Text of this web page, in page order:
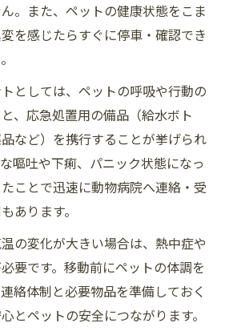
。また、ペットの健康状態をこま
を感じたらすぐに停車・確認でき
としては、ペットの呼吸や行動の
、応急処置用の備品（給水ボト
など）を携行することが挙げられ
嘔吐や下痢、パニック状態になっ
ことで迅速に動物病院へ連絡・受
あります。
の変化が大きい場合は、熱中症や
要です。移動前にペットの体調を
絡体制と必要物品を準備しておく
とペットの安全につながります。